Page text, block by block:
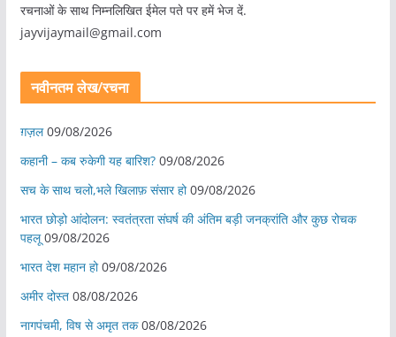
रचनाओं के साथ निम्नलिखित ईमेल पते पर हमें भेज दें.
jayvijaymail@gmail.com
नवीनतम लेख/रचना
ग़ज़ल 09/08/2026
कहानी – कब रुकेगी यह बारिश? 09/08/2026
सच के साथ चलो,भले खिलाफ़ संसार हो 09/08/2026
भारत छोड़ो आंदोलन: स्वतंत्रता संघर्ष की अंतिम बड़ी जनक्रांति और कुछ रोचक
पहलू 09/08/2026
भारत देश महान हो 09/08/2026
अमीर दोस्त 08/08/2026
नागपंचमी, ​विष से अमृत तक 08/08/2026